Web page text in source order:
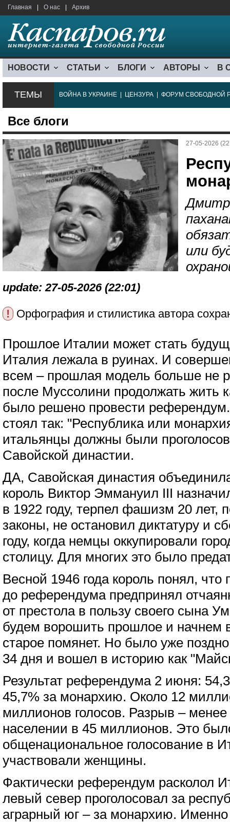
Главная О нас Архив
НОВОСТИ СТАТЬИ БЛОГИ АВТОРЫ В
ТЕМЫ ВОЙНА В УКРАИНЕ ЦЕНЗУРА ФОРУМ СВОБОДНОЙ
Все блоги
27-05-2026
или
update: 27-05-2026 (22:01)
! Орфография и стилистика автора
Прошлое Италии может стать
Италия лежала в руинах. И
всем – прошлая модель больше не
после Муссолини продолжать жить
было решено провести
стоял так: "Республика или
итальянцы должны были
Савойской династии.
ДА, Савойская династия
король Виктор Эммануил III
в 1922 году, терпел фашизм 20 лет,
законы, не остановил диктатуру и
году, когда немцы оккупировали
столицу. Для многих это было
Весной 1946 года король понял,
до референдума предпринял
от престола в пользу своего сына
будем ворошить прошлое и начнем
старое помянет. Но было уже
34 дня и вошел в историю как
Результат референдума 2 июня:
45,7% за монархию. Около 12
миллионов голосов. Разрыв –
населении в 45 миллионов. Это
общенациональное голосование в
участвовали женщины.
Фактически референдум расколол
левый север проголосовал за
аграрный юг – за монархию. Именно